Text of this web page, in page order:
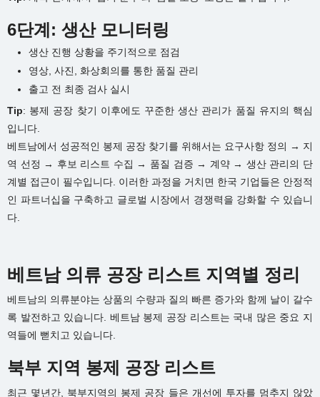
6단계: 생산 모니터링
생산 진행 상황을 주기적으로 점검
영상, 사진, 화상회의를 통한 품질 관리
출고 전 최종 검사 실시
Tip: 봉제 공장 찾기 이후에도 꾸준한 생산 관리가 품질 유지의 핵심
입니다.
베트남에서 성공적인 봉제 공장 찾기를 위해서는 요구사항 정의 → 지
역 선정 → 후보 리스트 수집 → 품질 검증 → 계약 → 생산 관리의 단
계별 접근이 필수입니다. 이러한 과정을 거치면 한국 기업들은 안정적
인 파트너십을 구축하고 글로벌 시장에서 경쟁력을 강화할 수 있습니
다.
베트남 의류 공장 리스트 지역별 정리
베트남의 의류분야는 상품의 수량과 질의 빠른 증가와 함께 날이 갈수
록 발전하고 있습니다. 베트남 봉제 공장 리스트는 국내 많은 중요 지
역들에 뻗치고 있습니다.
북부 지역 봉제 공장 리스트
최근 몇년간, 북부지역의 봉제 공장 들은 개선에 투자를 멈추지 않았